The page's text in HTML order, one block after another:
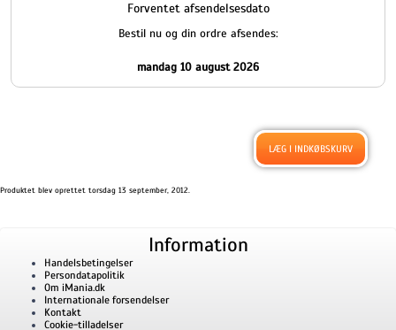
Forventet afsendelsesdato
Bestil nu og din ordre afsendes:
mandag 10 august 2026
Produktet blev oprettet torsdag 13 september, 2012.
Information
Handelsbetingelser
Persondatapolitik
Om iMania.dk
Internationale forsendelser
Kontakt
Cookie-tilladelser